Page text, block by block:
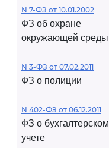
N 7-ФЗ от 10.01.2002
ФЗ об охране
окружающей среды
N 3-ФЗ от 07.02.2011
ФЗ о полиции
N 402-ФЗ от 06.12.2011
ФЗ о бухгалтерском
учете